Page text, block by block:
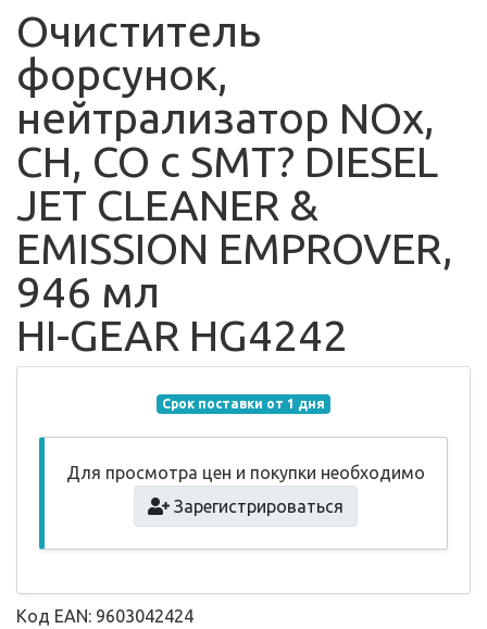
Очиститель
форсунок,
нейтрализатор NOx,
CH, CO с SMT? DIESEL
JET CLEANER &
EMISSION EMPROVER,
946 мл
HI-GEAR HG4242
Срок поставки от 1 дня
Для просмотра цен и покупки необходимо
Зарегистрироваться
Код EAN: 9603042424